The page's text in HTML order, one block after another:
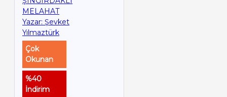
Çok
Okunan
%40
İndirim